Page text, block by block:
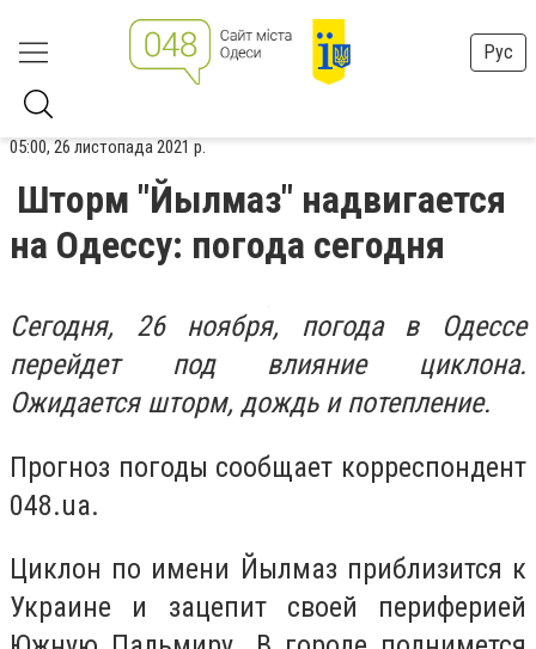
Рус
05:00, 26 листопада 2021 р.
Шторм "Йылмаз" надвигается
на Одессу: погода сегодня
Сегодня, 26 ноября, погода в Одессе
перейдет под влияние циклона.
Ожидается шторм, дождь и потепление.
Прогноз погоды сообщает корреспондент
048.ua.
Циклон по имени Йылмаз приблизится к
Украине и зацепит своей периферией